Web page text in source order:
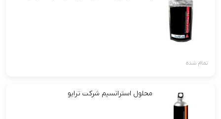
تمام شده
محلول استرانسیم شرکت ترایو